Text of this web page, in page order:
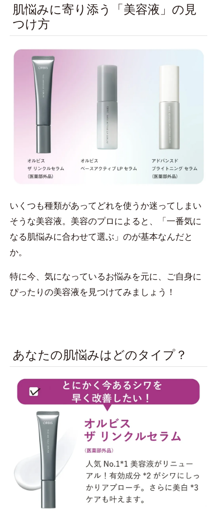
肌悩みに寄り添う「美容液」の見
つけ方
いくつも種類があってどれを使うか迷ってしまい
そうな美容液。美容のプロによると、「一番気に
なる肌悩みに合わせて選ぶ」のが基本なんだと
か。
特に今、気になっているお悩みを元に、ご自身に
ぴったりの美容液を見つけてみましょう！
あなたの肌悩みはどのタイプ？